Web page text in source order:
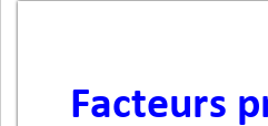
Facteurs